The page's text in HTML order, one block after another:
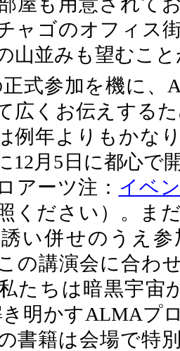
ャゴのオフィス
山並みも望むこ
式参加を機に、
広くお伝えする
例年よりもかな
12月5日に都心で
アーツ注： イベ
ください）。ま
い併せのうえ
の講演会に合わ
たちは暗黒宇宙
き明かすALMAプ
書籍は会場で特